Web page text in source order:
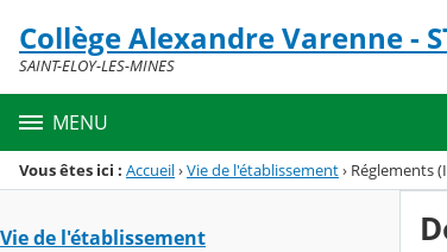
Menu de la rubrique
Contenu
Collège Alexandre Varenne -
SAINT-ELOY-LES-MINES
MENU
Vous êtes ici : Accueil›Vie de l'établissement› Réglements
Vie de l'établissement